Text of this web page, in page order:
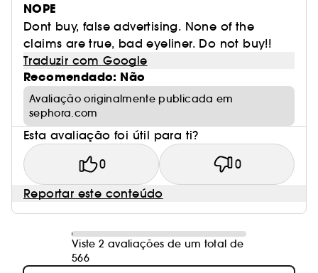
NOPE
Dont buy, false advertising. None of the
claims are true, bad eyeliner. Do not buy!!
Traduzir com Google
Recomendado: Não
Avaliação originalmente publicada em
sephora.com
Esta avaliação foi útil para ti?
0 0
Reportar este conteúdo
Viste 2 avaliações de um total de
566